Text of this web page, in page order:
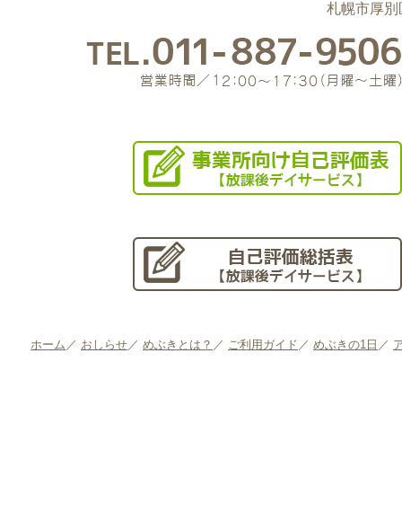
札幌市厚
ホーム ／ おしらせ／ めぶきとは？ ／ ご利用ガイド ／ めぶきの1日 ／